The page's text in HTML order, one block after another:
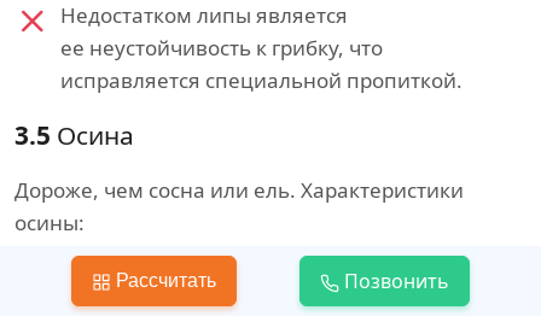
Недостатком липы является
ее неустойчивость к грибку, что
исправляется специальной пропиткой.
3.5 Осина
Дороже, чем сосна или ель. Характеристики
осины:
высокая устойчивость к воздействию влаги;
Рассчитать Позвонить